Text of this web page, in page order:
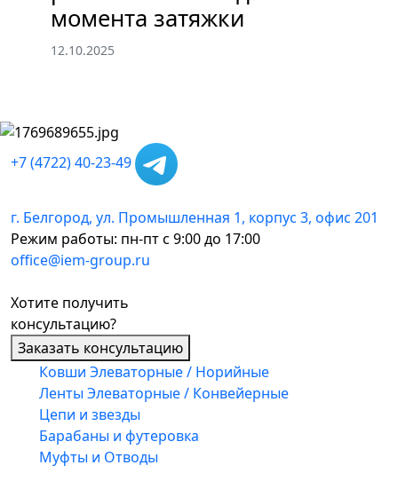
момента затяжки
12.10.2025
+7 (4722) 40-23-49
г. Белгород, ул. Промышленная 1, корпус 3, офис 201
Режим работы: пн-пт с 9:00 до 17:00
office@iem-group.ru
Хотите получить
консультацию?
Заказать консультацию
Ковши Элеваторные / Норийные
Ленты Элеваторные / Конвейерные
Цепи и звезды
Барабаны и футеровка
Муфты и Отводы